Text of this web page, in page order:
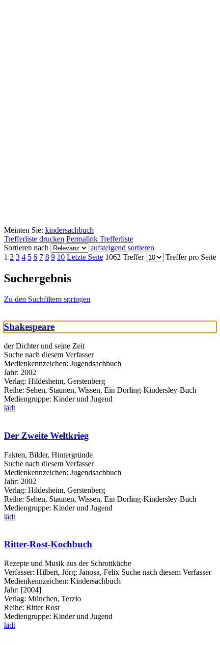
Meinten Sie: kindersachbuch
Trefferliste drucken Permalink Trefferliste
Sortieren nach
aufsteigend sortieren
1 2 3 4 5 6 7 8 9 10 Letzte Seite 1062 Treffer Treffer pro Seite
Suchergebnis
Zu den Suchfiltern springen
Shakespeare
der Dichter und seine Zeit
Suche nach diesem Verfasser
Medienkennzeichen: Jugendsachbuch
Jahr: 2002
Verlag: Hildesheim, Gerstenberg
Reihe: Sehen, Staunen, Wissen, Ein Dorling-Kindersley-Buch
Mediengruppe: Kinder und Jugend
lädt
Der Zweite Weltkrieg
Fakten, Bilder, Hintergründe
Suche nach diesem Verfasser
Medienkennzeichen: Jugendsachbuch
Jahr: 2002
Verlag: Hildesheim, Gerstenberg
Reihe: Sehen, Staunen, Wissen, Ein Dorling-Kindersley-Buch
Mediengruppe: Kinder und Jugend
lädt
Ritter-Rost-Kochbuch
Rezepte und Musik aus der Schrottküche
Verfasser: Hilbert, Jörg; Janosa, Felix Suche nach diesem Verfasser
Medienkennzeichen: Kindersachbuch
Jahr: [2004]
Verlag: München, Terzio
Reihe: Ritter Rost
Mediengruppe: Kinder und Jugend
lädt